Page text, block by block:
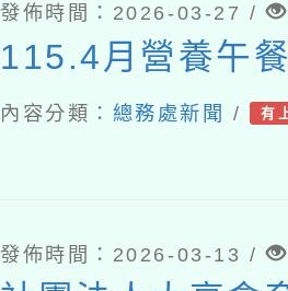
發佈時間：2026-03-27 /
115.4月營養午
內容分類： 總務處新聞 / 有
發佈時間：2026-03-13 /